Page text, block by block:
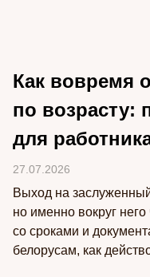
Как вовремя
по возрасту:
для
27.07.2026
Выход на
но именно вокруг
со сроками и
белорусам, как